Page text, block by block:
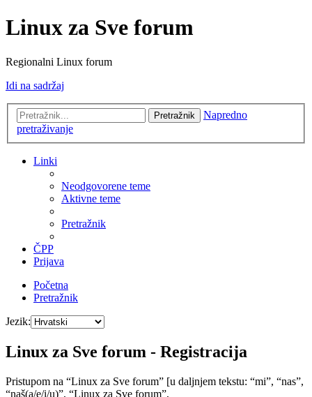
Linux za Sve forum
Regionalni Linux forum
Idi na sadržaj
Pretražnik
Napredno
pretraživanje
Linki
Neodgovorene teme
Aktivne teme
Pretražnik
ČPP
Prijava
Početna
Pretražnik
Jezik:
Linux za Sve forum - Registracija
Pristupom na “Linux za Sve forum” [u daljnjem tekstu: “mi”, “nas”,
“naš(a/e/i/u)”, “Linux za Sve forum”,